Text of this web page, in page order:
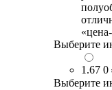
Выберите
1.67 0
Выберите